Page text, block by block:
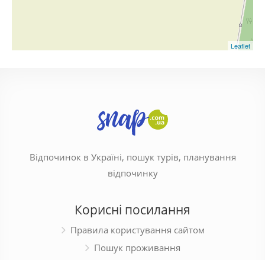
Leaflet
Відпочинок в Україні, пошук турів, планування
відпочинку
Корисні посилання
Правила користування сайтом
Пошук проживання